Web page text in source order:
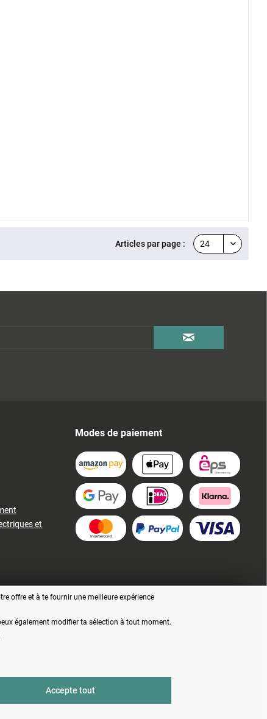
Articles par page :
et
Modes de paiement
offre et à te fournir une meilleure expérience
également modifier ta sélection à tout moment.
Accepte tout